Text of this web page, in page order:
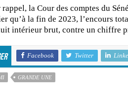
rappel, la Cour des comptes du
qu’à la fin de 2023, l’encours
intérieur brut, contre un chiffre
Facebook Twitter
GRANDE UNE